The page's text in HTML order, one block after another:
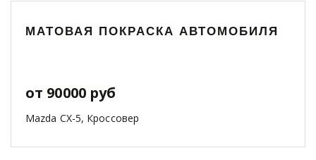
МАТОВАЯ ПОКРАСКА АВТОМОБИЛЯ
от 90000 руб
Mazda CX-5, Кроссовер